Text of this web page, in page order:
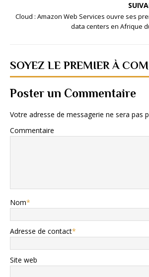
Cloud : Amazon Web Services ouvre ses
data centers en Afrique
SOYEZ LE PREMIER À
Poster un Commentaire
Votre adresse de messagerie ne sera pas
Commentaire
Nom*
Adresse de contact*
Site web